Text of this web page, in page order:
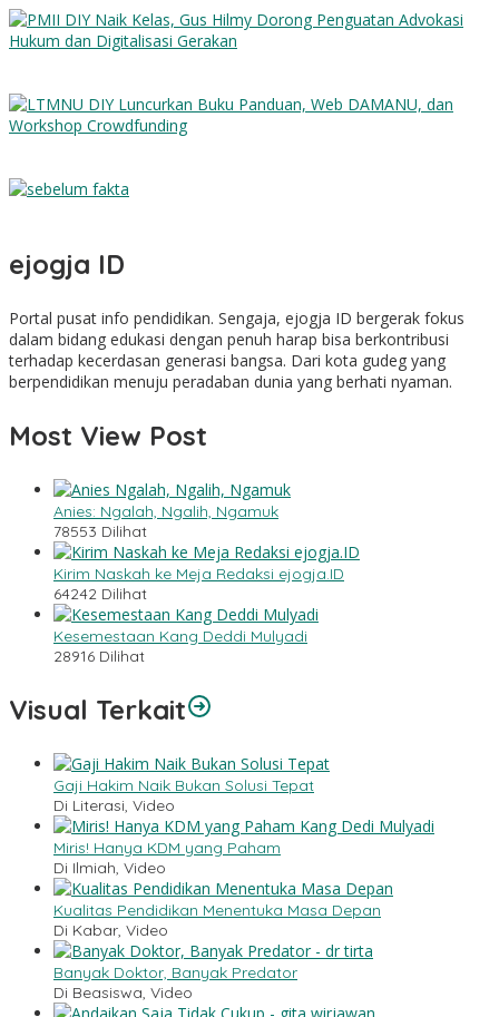
ejogja ID
Portal pusat info pendidikan. Sengaja, ejogja ID bergerak fokus
dalam bidang edukasi dengan penuh harap bisa berkontribusi
terhadap kecerdasan generasi bangsa. Dari kota gudeg yang
berpendidikan menuju peradaban dunia yang berhati nyaman.
Most View Post
Anies: Ngalah, Ngalih, Ngamuk
78553 Dilihat
Kirim Naskah ke Meja Redaksi ejogja.ID
64242 Dilihat
Kesemestaan Kang Deddi Mulyadi
28916 Dilihat
Visual Terkait
Gaji Hakim Naik Bukan Solusi Tepat
Di Literasi, Video
Miris! Hanya KDM yang Paham
Di Ilmiah, Video
Kualitas Pendidikan Menentuka Masa Depan
Di Kabar, Video
Banyak Doktor, Banyak Predator
Di Beasiswa, Video